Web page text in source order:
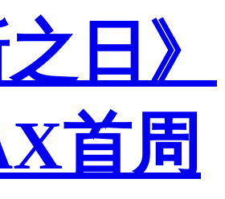
日》
首周